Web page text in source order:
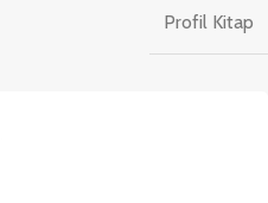
Profil Kitap